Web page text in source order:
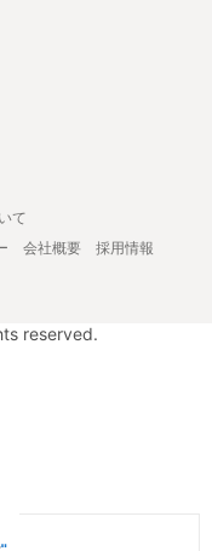
て
会社概要
採用情報
reserved.